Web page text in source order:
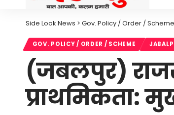
Side Look News > Gov. Policy / Order / Scheme
GOV. POLICY / ORDER / SCHEME
(जबलपुर)
प्राथमिकता: